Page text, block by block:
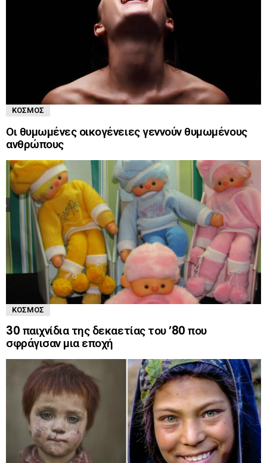
ΚΌΣΜΟΣ
Οι θυμωμένες οικογένειες γεννούν θυμωμένους
ανθρώπους
ΚΌΣΜΟΣ
30 παιχνίδια της δεκαετίας του ’80 που
σφράγισαν μια εποχή